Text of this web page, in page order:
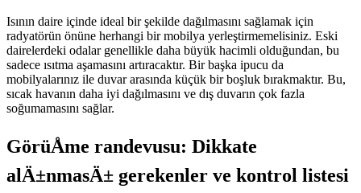
Isının daire içinde ideal bir şekilde dağılmasını sağlamak için
radyatörün önüne herhangi bir mobilya yerleştirmemelisiniz. Eski
dairelerdeki odalar genellikle daha büyük hacimli olduğundan, bu
sadece ısıtma aşamasını artıracaktır. Bir başka ipucu da
mobilyalarınız ile duvar arasında küçük bir boşluk bırakmaktır. Bu,
sıcak havanın daha iyi dağılmasını ve dış duvarın çok fazla
soğumamasını sağlar.
GörüÅme randevusu: Dikkate
alÄ±nmasÄ± gerekenler ve kontrol listesi